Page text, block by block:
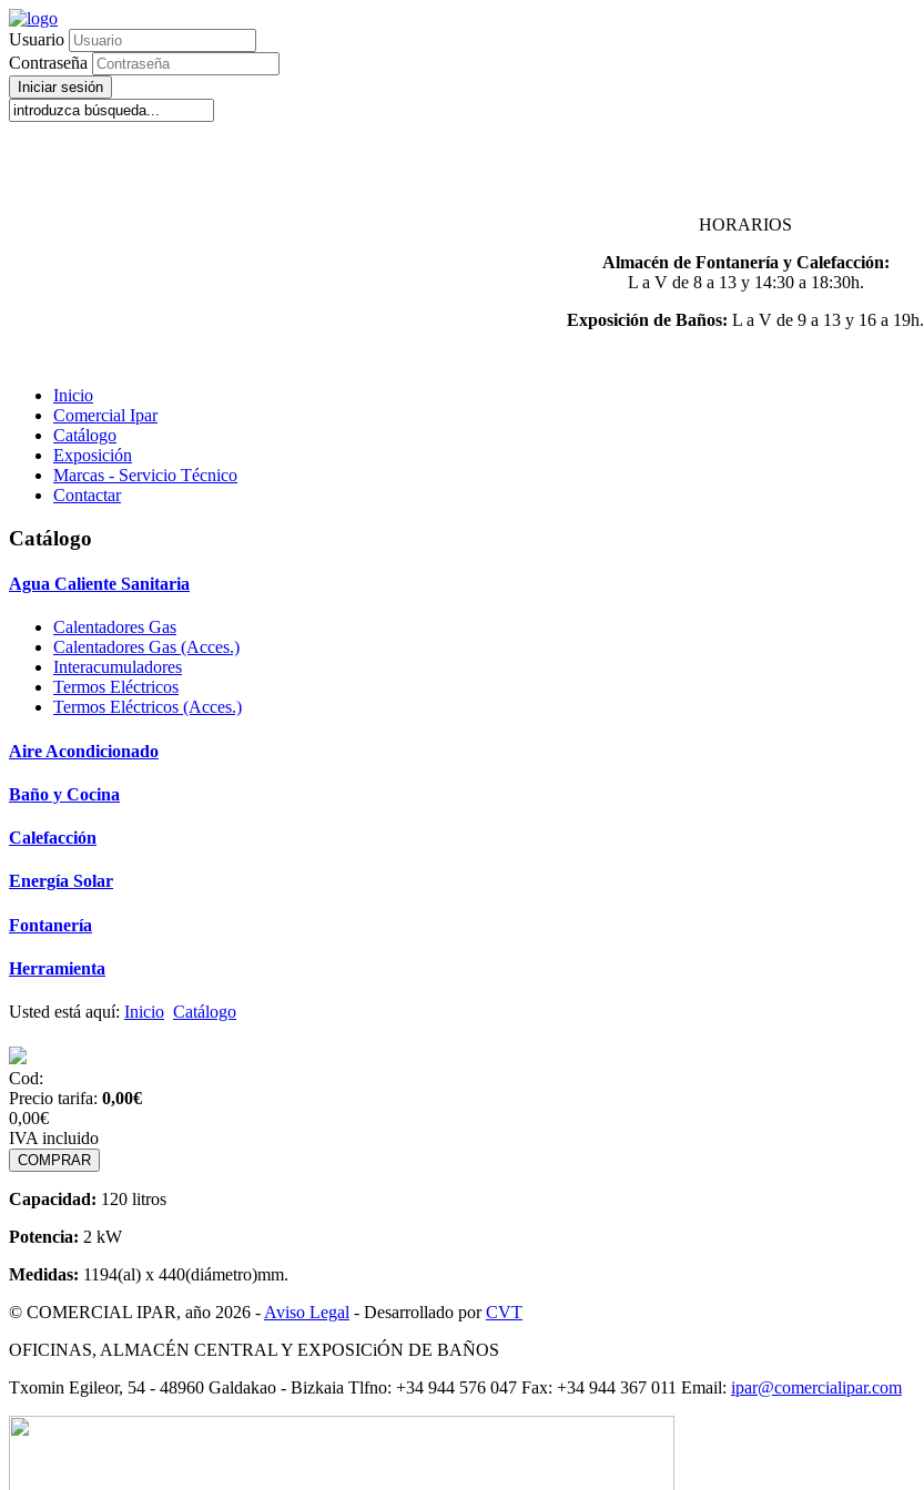
Usuario
Contraseña
Iniciar sesión
HORARIOS
Almacén de Fontanería y Calefacción:
L a V de 8 a 13 y 14:30 a 18:30h.
Exposición de Baños: L a V de 9 a 13 y 16 a 19h.
Inicio
Comercial Ipar
Catálogo
Exposición
Marcas - Servicio Técnico
Contactar
Catálogo
Agua Caliente Sanitaria
Calentadores Gas
Calentadores Gas (Acces.)
Interacumuladores
Termos Eléctricos
Termos Eléctricos (Acces.)
Aire Acondicionado
Baño y Cocina
Calefacción
Energía Solar
Fontanería
Herramienta
Usted está aquí: Inicio Catálogo
Cod:
Precio tarifa: 0,00€
0,00€
IVA incluido
Capacidad: 120 litros
Potencia: 2 kW
Medidas: 1194(al) x 440(diámetro)mm.
© COMERCIAL IPAR, año 2026 - Aviso Legal - Desarrollado porCVT
OFICINAS, ALMACÉN CENTRAL Y EXPOSICiÓN DE BAÑOS
Txomin Egileor, 54 - 48960 Galdakao - Bizkaia Tlfno: +34 944 576 047 Fax: +34 944 367 011 Email: ipar@comercialipar.com